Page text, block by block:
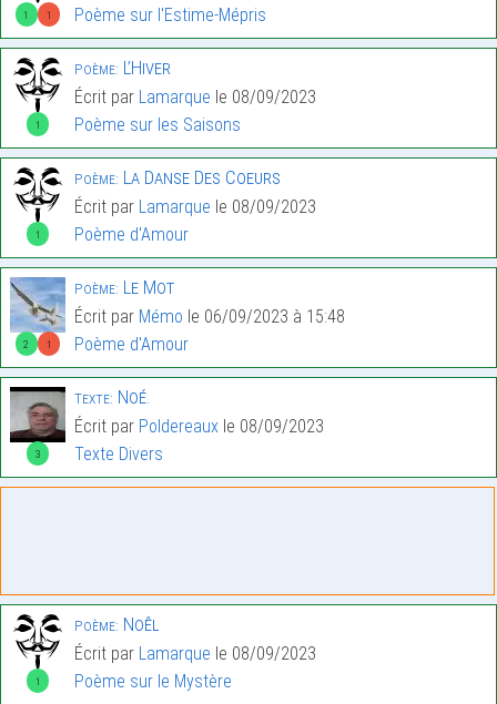
1 1
Poème sur l'Estime-Mépris
1
Poème: L’Hiver
Écrit par Lamarque le 08/09/2023
Poème sur les Saisons
1
Poème: La Danse Des Coeurs
Écrit par Lamarque le 08/09/2023
Poème d'Amour
2 1
Poème: Le Mot
Écrit par Mémo le 06/09/2023 à 15:48
Poème d'Amour
3
Texte: Noé.
Écrit par Poldereaux le 08/09/2023
Texte Divers
1
Poème: Noêl
Écrit par Lamarque le 08/09/2023
Poème sur le Mystère